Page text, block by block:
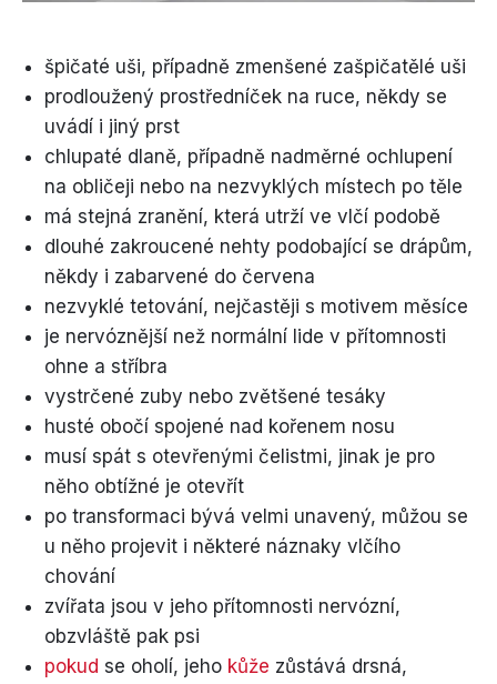
špičaté uši, případně zmenšené zašpičatělé uši
prodloužený prostředníček na ruce, někdy se
uvádí i jiný prst
chlupaté dlaně, případně nadměrné ochlupení
na obličeji nebo na nezvyklých místech po těle
má stejná zranění, která utrží ve vlčí podobě
dlouhé zakroucené nehty podobající se drápům,
někdy i zabarvené do červena
nezvyklé tetování, nejčastěji s motivem měsíce
je nervóznější než normální lide v přítomnosti
ohne a stříbra
vystrčené zuby nebo zvětšené tesáky
husté obočí spojené nad kořenem nosu
musí spát s otevřenými čelistmi, jinak je pro
něho obtížné je otevřít
po transformaci bývá velmi unavený, můžou se
u něho projevit i některé náznaky vlčího
chování
zvířata jsou v jeho přítomnosti nervózní,
obzvláště pak psi
pokud se oholí, jeho kůže zůstává drsná,